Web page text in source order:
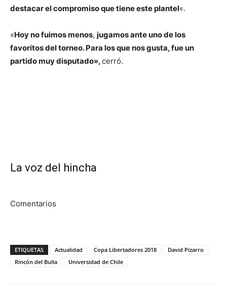
destacar el compromiso que tiene este plantel«.
«Hoy no fuimos menos, jugamos ante uno de los
favoritos del torneo. Para los que nos gusta, fue un
partido muy disputado»,cerró.
La voz del hincha
Comentarios
ETIQUETAS Actualidad Copa Libertadores 2018
David Pizarro
Rincón del Bulla
Universidad de Chile